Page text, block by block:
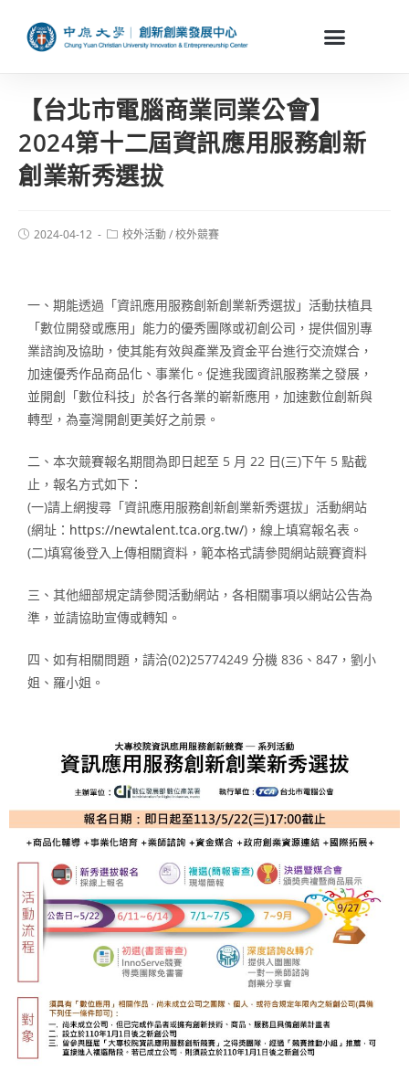
【台北市電腦商業同業公會】
2024第十二屆資訊應用服務創新
創業新秀選拔
2024-04-12 校外活動/校外競賽
一、期能透過「資訊應用服務創新創業新秀選拔」活動扶植具
「數位開發或應用」能力的優秀團隊或初創公司，提供個別專
業諮詢及協助，使其能有效與產業及資金平台進行交流媒合，
加速優秀作品商品化、事業化。促進我國資訊服務業之發展，
並開創「數位科技」於各行各業的嶄新應用，加速數位創新與
轉型，為臺灣開創更美好之前景。
二、本次競賽報名期間為即日起至 5 月 22 日(三)下午 5 點截
止，報名方式如下：
(一)請上網搜尋「資訊應用服務創新創業新秀選拔」活動網站
(網址： https://newtalent.tca.org.tw/)，線上填寫報名表。
(二)填寫後登入上傳相關資料，範本格式請參閱網站競賽資料
三、其他細部規定請參閱活動網站，各相關事項以網站公告為
準，並請協助宣傳或轉知。
四、如有相關問題，請洽(02)25774249 分機 836、847，劉小
姐、羅小姐。